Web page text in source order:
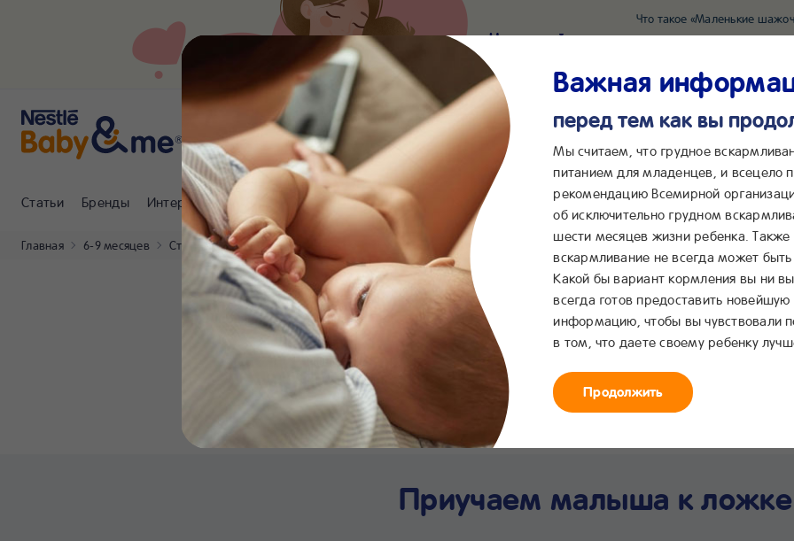
Что такое «Маленькие
Наш новый суперсервис для отслеживания
*2055 Сообщения в
Статьи Бренды Интернет-магазин Клуб Nestlé Baby&me Сервисы Бейбимания
Главная 6-9 месяцев Статьи Приучаем малыша к ложке
Бейбимания Что нового
Интернет-
магазин
Линия заботы
Приучаем малыша к ложке
Важная
перед тем как вы
Мы считаем, что грудное
питанием для младенцев, и всецело
рекомендацию Всемирной
об исключительно грудном
шести месяцев жизни ребенка.
вскармливание не всегда может
Какой бы вариант кормления вы ни
всегда готов предоставить
информацию, чтобы вы чувствовали
в том, что даете своему ребенку
Продолжить